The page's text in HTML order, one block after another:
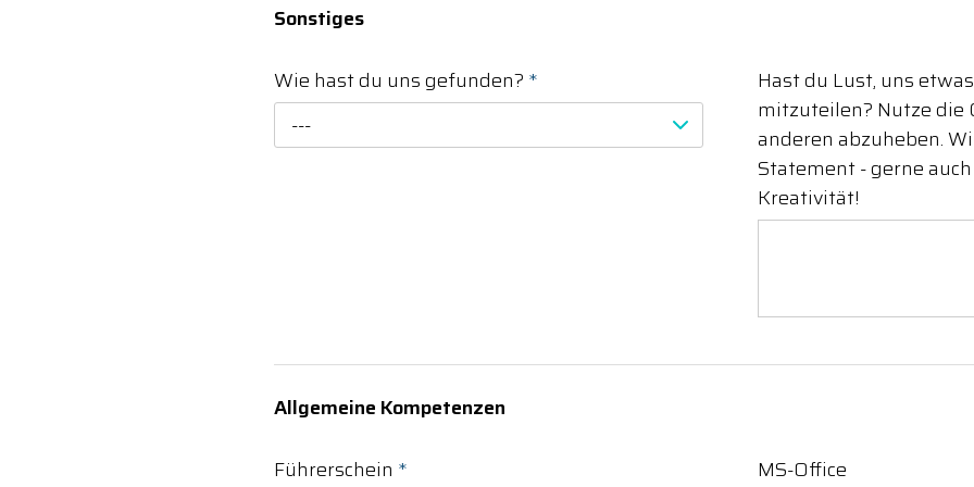
Sonstiges
Wie hast du uns gefunden? *
---
Hast du Lust, uns
mitzuteilen? Nutze die
anderen abzuheben.
Statement - gerne
Kreativität!
Allgemeine Kompetenzen
Führerschein *
MS-Office